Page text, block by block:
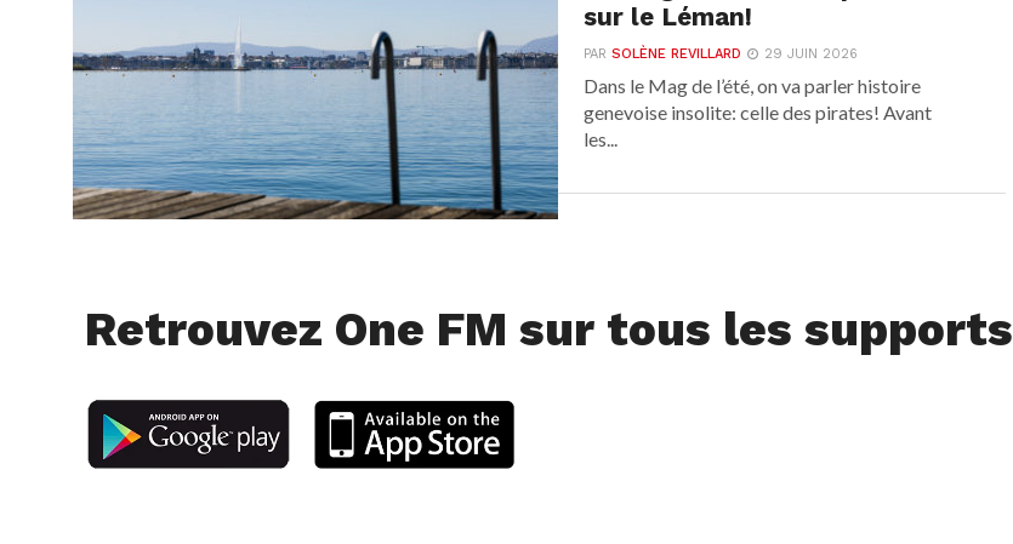
sur le Léman!
PARSOLÈNE REVILLARD 29 JUIN 2026
Dans le Mag de l’été, on va parler histoire
genevoise insolite: celle des pirates! Avant
les...
Retrouvez One FM sur tous les supports